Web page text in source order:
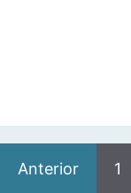
Anterior 1